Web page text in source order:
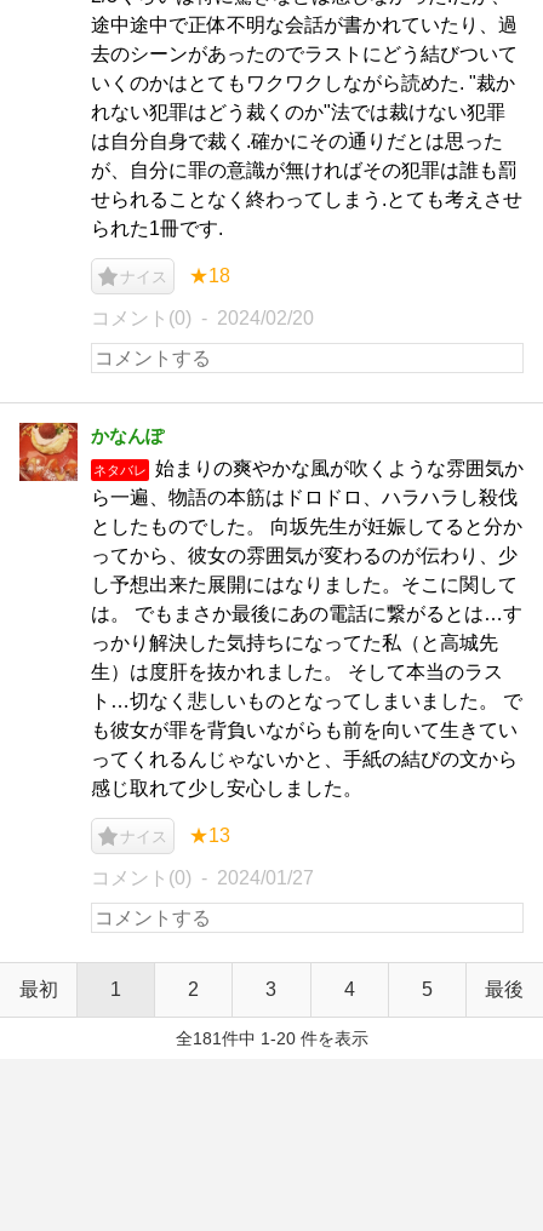
途中途中で正体不明な会話が書かれていたり、過
去のシーンがあったのでラストにどう結びついて
いくのかはとてもワクワクしながら読めた. "裁か
れない犯罪はどう裁くのか"法では裁けない犯罪
は自分自身で裁く.確かにその通りだとは思った
が、自分に罪の意識が無ければその犯罪は誰も罰
せられることなく終わってしまう.とても考えさせ
られた1冊です.
ナイス ★18
コメント(0) 2024/02/20
かなんぽ
ネタバレ
始まりの爽やかな風が吹くような雰囲気か
ら一遍、物語の本筋はドロドロ、ハラハラし殺伐
としたものでした。 向坂先生が妊娠してると分か
ってから、彼女の雰囲気が変わるのが伝わり、少
し予想出来た展開にはなりました。そこに関して
は。 でもまさか最後にあの電話に繋がるとは…す
っかり解決した気持ちになってた私（と高城先
生）は度肝を抜かれました。 そして本当のラス
ト…切なく悲しいものとなってしまいました。 で
も彼女が罪を背負いながらも前を向いて生きてい
ってくれるんじゃないかと、手紙の結びの文から
感じ取れて少し安心しました。
ナイス ★13
コメント(0) 2024/01/27
最初 1 2 3 4 5 最後
全181件中 1-20 件を表示